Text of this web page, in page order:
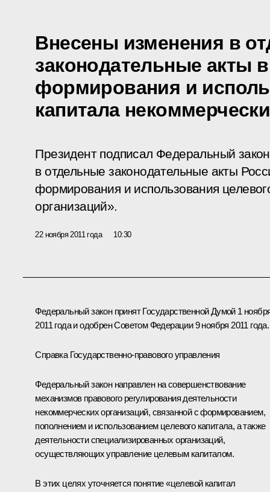
Внесены изменения в
законодательные акты
формирования и
капитала
Президент подписал Федеральный
в отдельные законодательные акты
формирования и использования
организаций».
22 ноября 2011 года 10:30
Федеральный закон принят Государственной Думой 1
2011 года и одобрен Советом Федерации 9 ноября 2011 года.
Справка Государственно-правового управления
Федеральный закон направлен на совершенствование
механизмов правового регулирования деятельности
некоммерческих организаций, связанной с формированием,
пополнением и использованием целевого капитала, а также
деятельности специализированных организаций,
осуществляющих управление целевым капиталом.
В этих целях уточняется понятие «целевой капитал